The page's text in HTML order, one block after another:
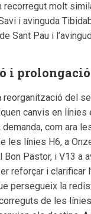
recorregut molt
i avinguda
Sant Pau i
i
reorganització del
canvis en
com ara
les línies H6, a
Bon Pastor, i V13 a
reforçar i clarificar
persegueix la
de les